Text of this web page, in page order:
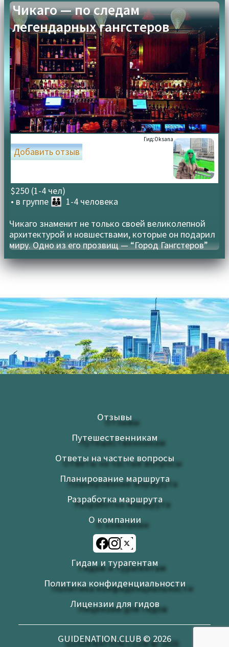
Чикаго — по следам
легендарных гангстеров
Гид:Oksana
$250 (1-4 чел)
• в группе 👪 1-4 человека
Добавить отзыв
Чикаго знаменит не только своей великолепной
архитектурой и новшествами, которые он подарил
миру. Одно из его прозвищ — “Город Гангстеров”
Отзывы
Путешественникам
Ответы на частые вопросы
Планирование маршрута
Разработка маршрута
О компании
Гидам и турагентам
Политика конфиденциальности
Лицензии для гидов
GUIDENATION.CLUB ©2026